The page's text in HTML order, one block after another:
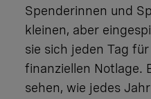
Spenderinnen und
kleinen, aber
sie sich jeden Tag
finanziellen Notlage.
sehen, wie jedes